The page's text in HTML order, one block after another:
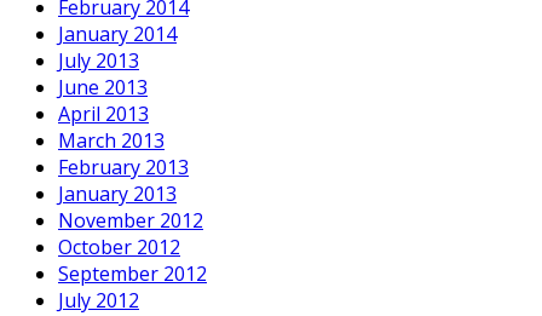
February 2014
January 2014
July 2013
June 2013
April 2013
March 2013
February 2013
January 2013
November 2012
October 2012
September 2012
July 2012